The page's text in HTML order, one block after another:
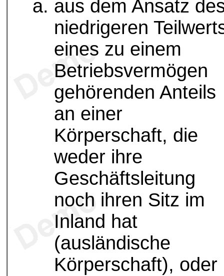
aus dem Ansatz
niedrigeren
eines zu einem
Betriebsvermögen
gehörenden Anteils
an einer
Körperschaft, die
weder ihre
Geschäftsleitung
noch ihren Sitz im
Inland hat
(ausländische
Körperschaft), oder